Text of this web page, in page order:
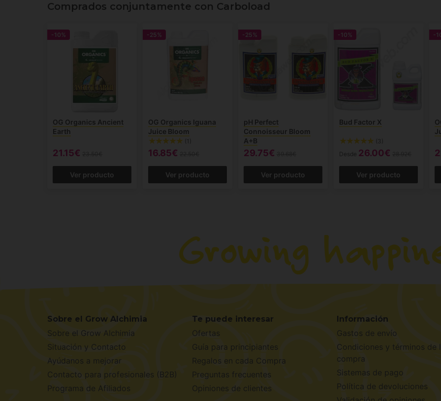
Comprados conjuntamente con Carboload
-10%
OG Organics Ancient
Earth
21.15€
Ver producto
-25%
OG Organics Iguana
Juice Bloom
(1)
16.85€
Ver producto
-25%
pH Perfect
Connoisseur Bloom
A+B
29.75€
Ver producto
-10%
Bud Factor X
(3)
Desde 26.00€
Ver producto
-
Sobre el Grow Alchimia
Sobre el Grow Alchimia
Situación y Contacto
Ayúdanos a mejorar
Contacto para profesionales (B2B)
Programa de Afiliados
Te puede interesar
Ofertas
Guía para principiantes
Regalos en cada Compra
Preguntas frecuentes
Opiniones de clientes
Información
Gastos de envío
Condiciones y términos de
compra
Sistemas de pago
Política de devoluciones